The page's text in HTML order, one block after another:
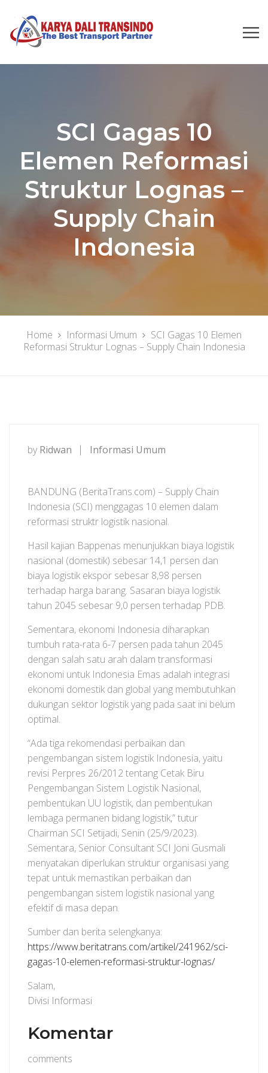
SCI Gagas 10
Elemen Reformasi
Struktur Lognas –
Supply Chain
Indonesia
Home Informasi Umum
SCI Gagas 10 Elemen
Reformasi Struktur Lognas – Supply Chain Indonesia
by Ridwan Informasi Umum
BANDUNG (BeritaTrans.com) – Supply Chain
Indonesia (SCI) menggagas 10 elemen dalam
reformasi struktr logistik nasional.
Hasil kajian Bappenas menunjukkan biaya logistik
nasional (domestik) sebesar 14,1 persen dan
biaya logistik ekspor sebesar 8,98 persen
terhadap harga barang. Sasaran biaya logistik
tahun 2045 sebesar 9,0 persen terhadap PDB.
Sementara, ekonomi Indonesia diharapkan
tumbuh rata-rata 6-7 persen pada tahun 2045
dengan salah satu arah dalam transformasi
ekonomi untuk Indonesia Emas adalah integrasi
ekonomi domestik dan global yang membutuhkan
dukungan sektor logistik yang pada saat ini belum
optimal.
“Ada tiga rekomendasi perbaikan dan
pengembangan sistem logistik Indonesia, yaitu
revisi Perpres 26/2012 tentang Cetak Biru
Pengembangan Sistem Logistik Nasional,
pembentukan UU logistik, dan pembentukan
lembaga permanen bidang logistik,” tutur
Chairman SCI Setijadi, Senin (25/9/2023).
Sementara, Senior Consultant SCI Joni Gusmali
menyatakan diperlukan struktur organisasi yang
tepat untuk memastikan perbaikan dan
pengembangan sistem logistik nasional yang
efektif di masa depan.
Sumber dan berita selengkanya:
https://www.beritatrans.com/artikel/241962/sci-
gagas-10-elemen-reformasi-struktur-lognas/
Salam,
Divisi Informasi
Komentar
comments